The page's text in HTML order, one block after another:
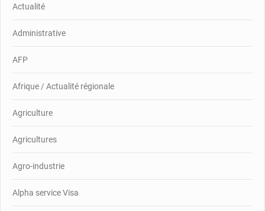
Actualité
Administrative
AFP
Afrique / Actualité régionale
Agriculture
Agricultures
Agro-industrie
Alpha service Visa